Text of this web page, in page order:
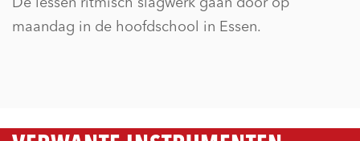
De lessen ritmisch slagwerk gaan door op
maandag in de hoofdschool in Essen.